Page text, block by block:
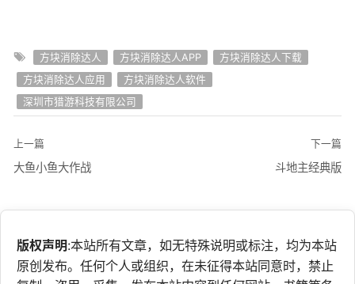
方块消除达人 方块消除达人APP
方块消除达人下载
方块消除达人应用
方块消除达人软件
深圳市猎游科技有限公司
上一篇
大鱼小鱼大作战
下一篇
斗地主经典版
版权声明:本站所有文章，如无特殊说明或标注，均为本站
原创发布。任何个人或组织，在未征得本站同意时，禁止